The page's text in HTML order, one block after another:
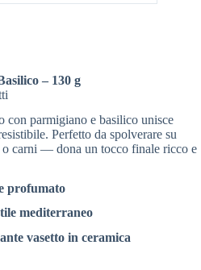
– 130 g
con parmigiano e basilico unisce
Perfetto da spolverare su
o carni — dona un tocco finale ricco e
profumato
mediterraneo
vasetto in ceramica